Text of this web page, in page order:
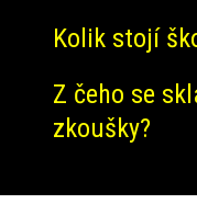
Kolik stojí
Z čeho se
zkoušky?